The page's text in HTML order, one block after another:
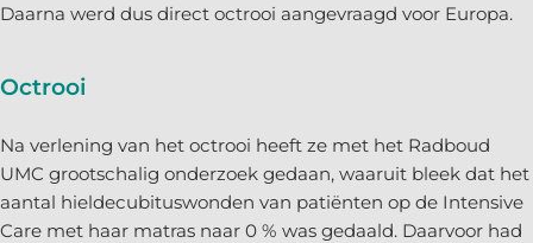
Daarna werd dus direct octrooi aangevraagd voor Europa.
Octrooi
Na verlening van het octrooi heeft ze met het Radboud
UMC grootschalig onderzoek gedaan, waaruit bleek dat het
aantal hieldecubituswonden van patiënten op de Intensive
Care met haar matras naar 0 % was gedaald. Daarvoor had